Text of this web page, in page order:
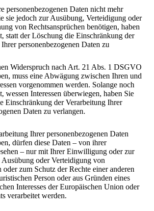
personenbezogenen Daten nicht mehr
sie jedoch zur Ausübung, Verteidigung oder
von Rechtsansprüchen benötigen, haben
statt der Löschung die Einschränkung der
personenbezogenen Daten zu
Widerspruch nach Art. 21 Abs. 1 DSGVO
muss eine Abwägung zwischen Ihren und
vorgenommen werden. Solange noch
wessen Interessen überwiegen, haben Sie
Einschränkung der Verarbeitung Ihrer
Daten zu verlangen.
Ihrer personenbezogenen Daten
dürfen diese Daten – von ihrer
– nur mit Ihrer Einwilligung oder zur
oder Verteidigung von
oder zum Schutz der Rechte einer anderen
Person oder aus Gründen eines
Interesses der Europäischen Union oder
verarbeitet werden.